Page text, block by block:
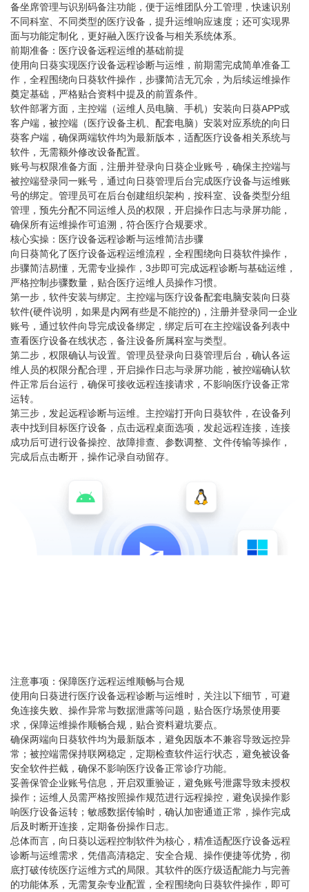
备坐席管理与识别码备注功能，便于运维团队分工管理，快速识别
不同科室、不同类型的医疗设备，提升运维响应速度；还可实现界
面与功能定制化，更好融入医疗设备与相关系统体系。
前期准备：医疗设备远程运维的基础前提
使用向日葵实现医疗设备远程诊断与运维，前期需完成简单准备工
作，全程围绕向日葵软件操作，步骤简洁无冗余，为后续运维操作
奠定基础，严格贴合资料中提及的前置条件。
软件部署方面，主控端（运维人员电脑、手机）安装向日葵APP或
客户端，被控端（医疗设备主机、配套电脑）安装对应系统的向日
葵客户端，确保两端软件均为最新版本，适配医疗设备相关系统与
软件，无需额外修改设备配置。
账号与权限准备方面，注册并登录向日葵企业账号，确保主控端与
被控端登录同一账号，通过向日葵管理后台完成医疗设备与运维账
号的绑定。管理员可在后台创建组织架构，按科室、设备类型分组
管理，预先分配不同运维人员的权限，开启操作日志与录屏功能，
确保所有运维操作可追溯，符合医疗合规要求。
核心实操：医疗设备远程诊断与运维简洁步骤
向日葵简化了医疗设备远程运维流程，全程围绕向日葵软件操作，
步骤简洁易懂，无需专业操作，3步即可完成远程诊断与基础运维，
严格控制步骤数量，贴合医疗运维人员操作习惯。
第一步，软件安装与绑定。主控端与医疗设备配套电脑安装向日葵
软件(硬件说明，如果是内网有些是不能控的)，注册并登录同一企业
账号，通过软件向导完成设备绑定，绑定后可在主控端设备列表中
查看医疗设备在线状态，备注设备所属科室与类型。
第二步，权限确认与设置。管理员登录向日葵管理后台，确认各运
维人员的权限分配合理，开启操作日志与录屏功能，被控端确认软
件正常后台运行，确保可接收远程连接请求，不影响医疗设备正常
运转。
第三步，发起远程诊断与运维。主控端打开向日葵软件，在设备列
表中找到目标医疗设备，点击远程桌面选项，发起远程连接，连接
成功后可进行设备操控、故障排查、参数调整、文件传输等操作，
完成后点击断开，操作记录自动留存。
注意事项：保障医疗远程运维顺畅与合规
使用向日葵进行医疗设备远程诊断与运维时，关注以下细节，可避
免连接失败、操作异常与数据泄露等问题，贴合医疗场景使用要
求，保障运维操作顺畅合规，贴合资料避坑要点。
确保两端向日葵软件均为最新版本，避免因版本不兼容导致远控异
常；被控端需保持联网稳定，定期检查软件运行状态，避免被设备
安全软件拦截，确保不影响医疗设备正常诊疗功能。
妥善保管企业账号信息，开启双重验证，避免账号泄露导致未授权
操作；运维人员需严格按照操作规范进行远程操控，避免误操作影
响医疗设备运转；敏感数据传输时，确认加密通道正常，操作完成
后及时断开连接，定期备份操作日志。
总体而言，向日葵以远程控制软件为核心，精准适配医疗设备远程
诊断与运维需求，凭借高清稳定、安全合规、操作便捷等优势，彻
底打破传统医疗运维方式的局限。其软件的医疗级适配能力与完善
的功能体系，无需复杂专业配置，全程围绕向日葵软件操作，即可